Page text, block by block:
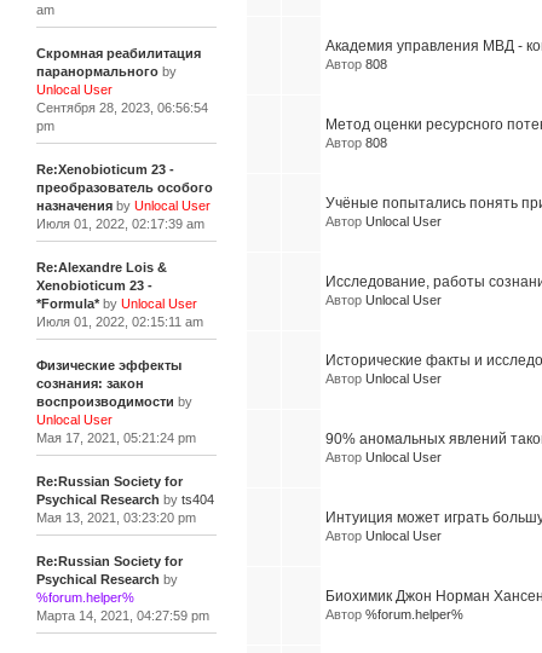
am
Скромная реабилитация
паранормальногоby
Unlocal User
Сентября 28, 2023, 06:56:54
pm
Re:Xenobioticum 23 -
преобразователь особого
назначенияby Unlocal User
Июля 01, 2022, 02:17:39 am
Re:Alexandre Lois &
Xenobioticum 23 -
*Formula*by Unlocal User
Июля 01, 2022, 02:15:11 am
Физические эффекты
сознания: закон
воспроизводимости by
Unlocal User
Мая 17, 2021, 05:21:24 pm
Re:Russian Society for
Psychical Research by ts404
Мая 13, 2021, 03:23:20 pm
Re:Russian Society for
Psychical Research by
%forum.helper%
Марта 14, 2021, 04:27:59 pm
Академия управления МВД -
Автор 808
Метод оценки ресурсного
Автор 808
Учёные попытались понять
Автор Unlocal User
Исследование, работы
Автор Unlocal User
Исторические факты и
Автор Unlocal User
90% аномальных явлений
Автор Unlocal User
Интуиция может играть
Автор Unlocal User
Биохимик Джон Норман
Автор %forum.helper%